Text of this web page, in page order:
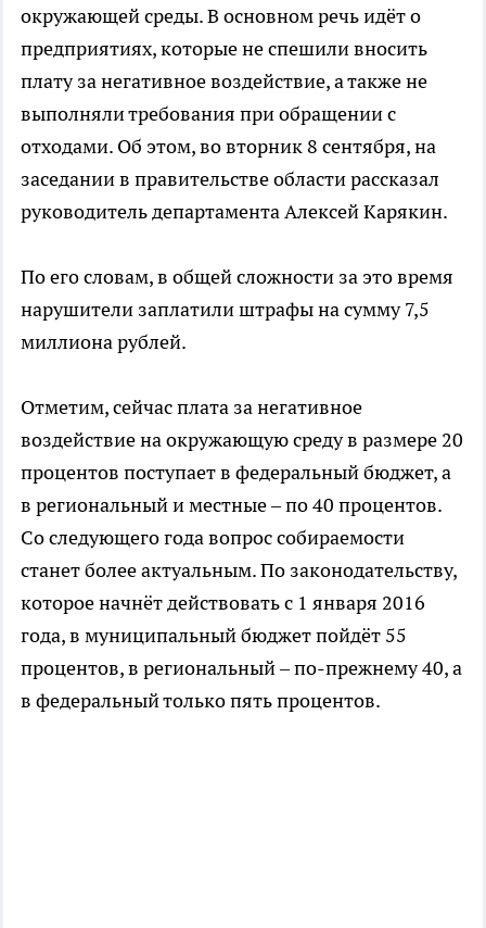
окружающей среды. В основном речь идёт о
предприятиях, которые не спешили вносить
плату за негативное воздействие, а также не
выполняли требования при обращении с
отходами. Об этом, во вторник 8 сентября, на
заседании в правительстве области рассказал
руководитель департамента Алексей Карякин.
По его словам, в общей сложности за это время
нарушители заплатили штрафы на сумму 7,5
миллиона рублей.
Отметим, сейчас плата за негативное
воздействие на окружающую среду в размере 20
процентов поступает в федеральный бюджет, а
в региональный и местные – по 40 процентов.
Со следующего года вопрос собираемости
станет более актуальным. По законодательству,
которое начнёт действовать с 1 января 2016
года, в муниципальный бюджет пойдёт 55
процентов, в региональный – по-прежнему 40, а
в федеральный только пять процентов.